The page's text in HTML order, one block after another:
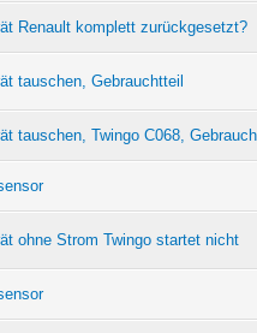
Renault komplett zurückgesetzt?
tauschen, Gebrauchtteil
tauschen, Twingo C068,
ohne Strom Twingo startet nicht